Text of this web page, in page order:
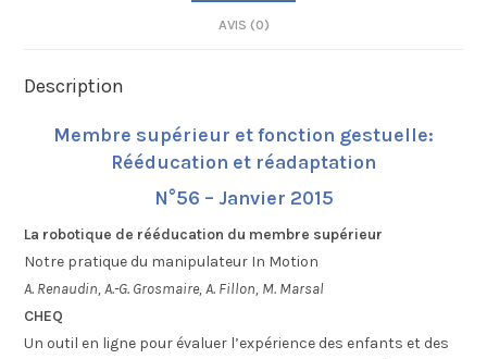
AVIS (0)
Description
Membre supérieur et fonction gestuelle:
Rééducation et réadaptation
N°56 – Janvier 2015
La robotique de rééducation du membre supérieur
Notre pratique du manipulateur In Motion
A. Renaudin, A.-G. Grosmaire, A. Fillon, M. Marsal
CHEQ
Un outil en ligne pour évaluer l’expérience des enfants et des